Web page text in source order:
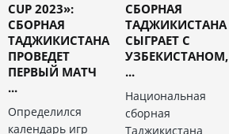
CUP 2023»:
СБОРНАЯ
ТАДЖИКИСТАНА
ПРОВЕДЕТ
ПЕРВЫЙ МАТЧ
...
Определился
календарь игр
СБОРНАЯ
ТАДЖИКИСТАНА
СЫГРАЕТ С
УЗБЕКИСТАНОМ,
...
Национальная
сборная
Таджикистана